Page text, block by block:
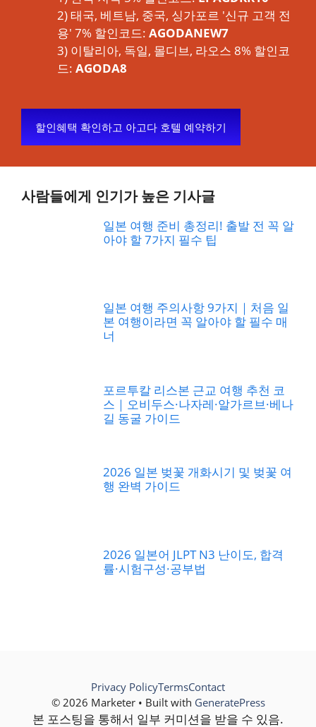
2) 태국, 베트남, 중국, 싱가포르 '신규 고객 전
용' 7% 할인코드: AGODANEW7
3) 이탈리아, 독일, 몰디브, 라오스 8% 할인코
드: AGODA8
할인혜택 확인하고 아고다 호텔 예약하기
사람들에게 인기가 높은 기사글
일본 여행 준비 총정리! 출발 전 꼭 알
아야 할 7가지 필수 팁
일본 여행 주의사항 9가지｜처음 일
본 여행이라면 꼭 알아야 할 필수 매
너
포르투칼 리스본 근교 여행 추천 코
스｜오비두스·나자레·알가르브·베나
길 동굴 가이드
2026 일본 벚꽃 개화시기 및 벚꽃 여
행 완벽 가이드
2026 일본어 JLPT N3 난이도, 합격
률·시험구성·공부법
© 2026 Marketer • Built with GeneratePress
본 포스팅을 통해서 일부 커미션을 받을 수 있음.
Privacy PolicyTermsContact